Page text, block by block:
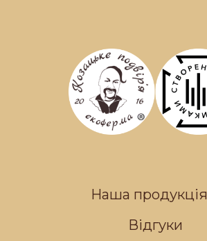
Наша продукція
Відгуки